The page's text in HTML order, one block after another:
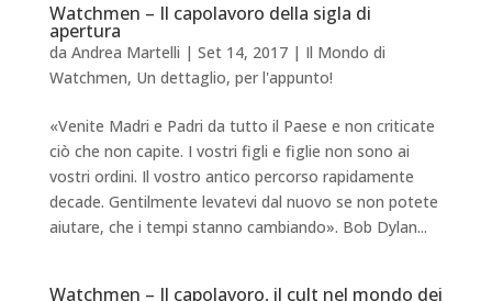
Watchmen – Il capolavoro della sigla di
apertura
da Andrea Martelli | Set 14, 2017| Il Mondo di
Watchmen, Un dettaglio, per l'appunto!
«Venite Madri e Padri da tutto il Paese e non criticate
ciò che non capite. I vostri figli e figlie non sono ai
vostri ordini. Il vostro antico percorso rapidamente
decade. Gentilmente levatevi dal nuovo se non potete
aiutare, che i tempi stanno cambiando». Bob Dylan...
Watchmen – Il capolavoro, il cult nel mondo dei